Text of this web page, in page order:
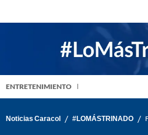
ENTRETENIMIENTO
Noticias Caracol / #LOMÁSTRINADO /